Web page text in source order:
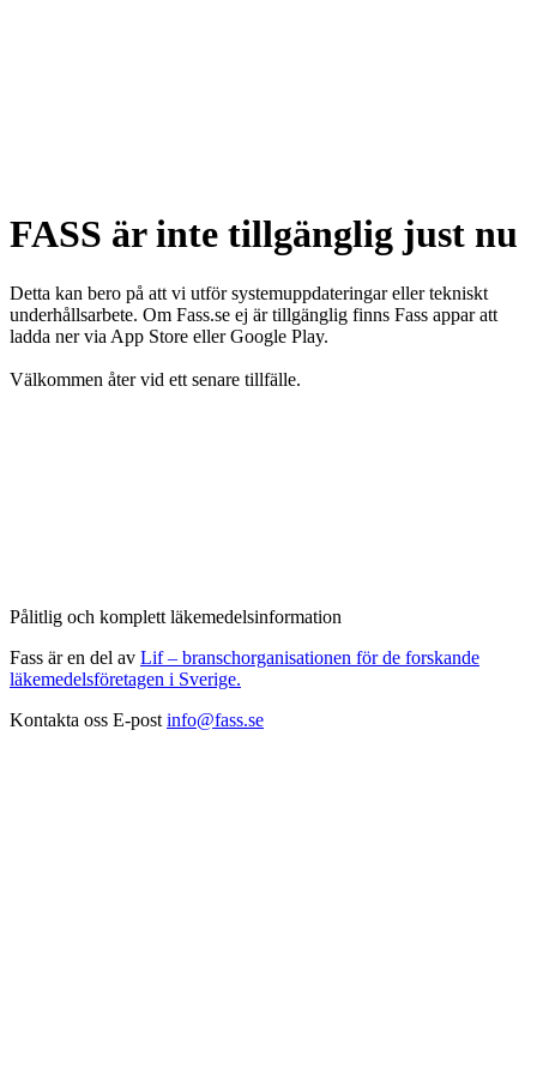
FASS är inte tillgänglig just nu
Detta kan bero på att vi utför systemuppdateringar eller tekniskt
underhållsarbete. Om Fass.se ej är tillgänglig finns Fass appar att
ladda ner via App Store eller Google Play.
Välkommen åter vid ett senare tillfälle.
Pålitlig och komplett läkemedelsinformation
Fass är en del av Lif – branschorganisationen för de forskande
läkemedelsföretagen i Sverige.
Kontakta oss E-post info@fass.se